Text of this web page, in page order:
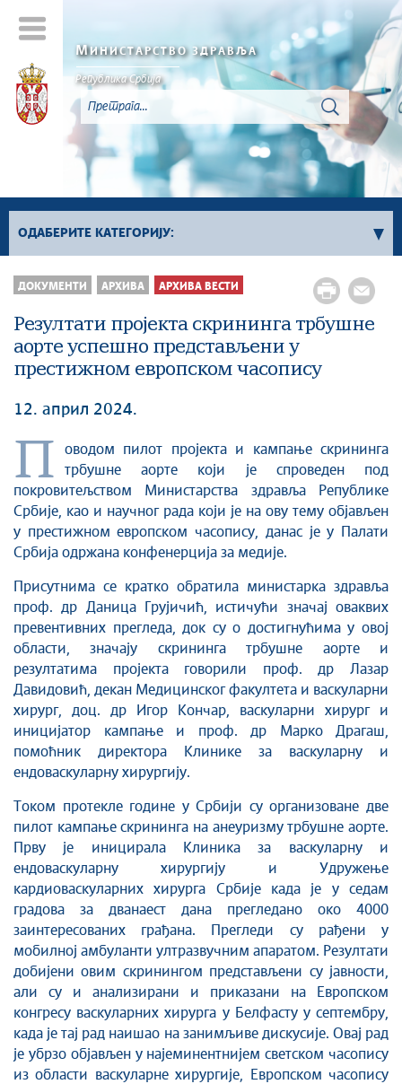
МИНИСТАРСТВО ЗДРАВЉА
Република Србија
ОДАБЕРИТЕ КАТЕГОРИЈУ:
Архива вести
ДОКУМЕНТИ АРХИВА АРХИВА ВЕСТИ
Резултати пројекта скрининга трбушне
аорте успешно представљени у
престижном европском часопису
12. април 2024.
П
оводом пилот пројекта и кампање скрининга
трбушне аорте који је спроведен под
покровитељством Министарства здравља Републике
Србије, као и научног рада који је на ову тему објављен
у престижном европском часопису, данас је у Палати
Србија одржана конфенерција за медије.
Присутнима се кратко обратила министарка здравља
проф. др Даница Грујичић, истичући значај оваквих
превентивних прегледа, док су о достигнућима у овој
области, значају скрининга трбушне аорте и
резултатима пројекта говорили проф. др Лазар
Давидовић, декан Медицинског факултета и васкуларни
хирург, доц. др Игор Кончар, васкуларни хирург и
иницијатор кампање и проф. др Марко Драгаш,
помоћник директора Клинике за васкуларну и
ендоваскуларну хирургију.
Током протекле године у Србији су организоване две
пилот кампање скрининга на анеуризму трбушне аорте.
Прву је иницирала Клиника за васкуларну и
ендоваскуларну хирургију и Удружење
кардиоваскуларних хирурга Србије када је у седам
градова за дванаест дана прегледано око 4000
заинтересованих грађана. Прегледи су рађени у
мобилној амбуланти ултразвучним апаратом. Резултати
добијени овим скринингом представљени су јавности,
али су и анализирани и приказани на Европском
конгресу васкуларних хирурга у Белфасту у септембру,
када је тај рад наишао на занимљиве дискусије. Овај рад
је убрзо објављен у најеминентнијем светском часопису
из области васкуларне хирургије, Европском часопису